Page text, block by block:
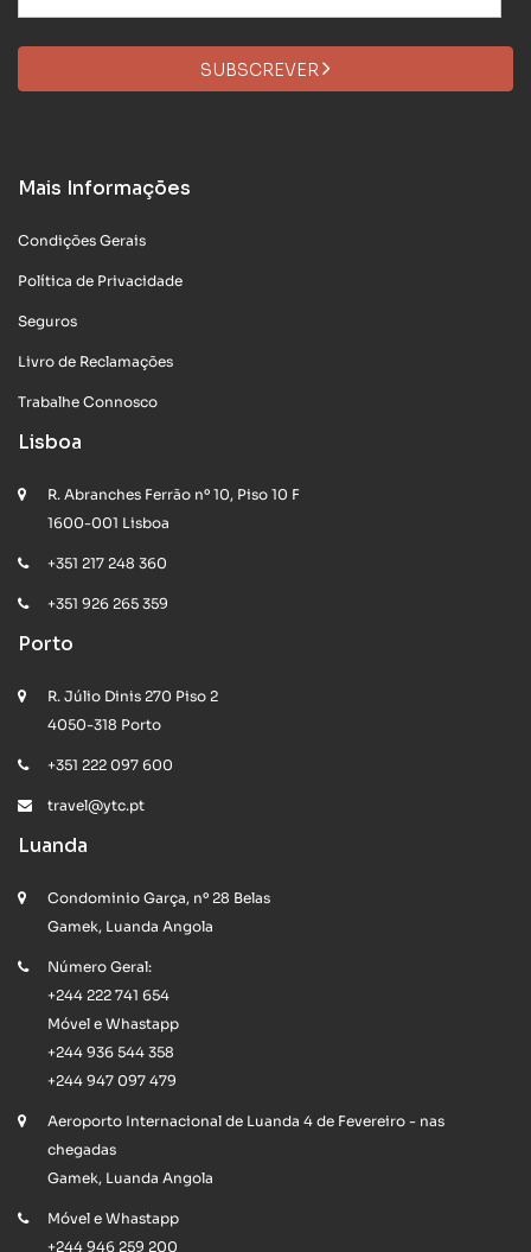
SUBSCREVER
Mais Informações
Condições Gerais
Política de Privacidade
Seguros
Livro de Reclamações
Trabalhe Connosco
Lisboa
R. Abranches Ferrão nº 10, Piso 10 F
1600-001 Lisboa
+351 217 248 360
+351 926 265 359
Porto
R. Júlio Dinis 270 Piso 2
4050-318 Porto
+351 222 097 600
travel@ytc.pt
Luanda
Condominio Garça, nº 28 Belas
Gamek, Luanda Angola
Número Geral:
+244 222 741 654
Móvel e Whastapp
+244 936 544 358
+244 947 097 479
Aeroporto Internacional de Luanda 4 de Fevereiro - nas
chegadas
Gamek, Luanda Angola
Móvel e Whastapp
+244 946 259 200